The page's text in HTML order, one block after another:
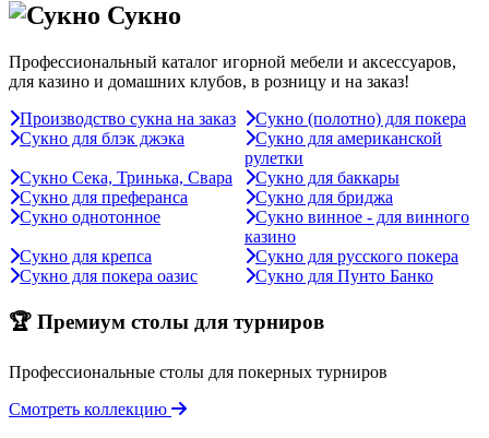
Сукно
Профессиональный каталог игорной мебели и аксессуаров,
для казино и домашних клубов, в розницу и на заказ!
Производство сукна на заказ
Сукно (полотно) для покера
Сукно для блэк джэка
Сукно для американской
рулетки
Сукно Сека, Тринька, Свара
Сукно для баккары
Сукно для преферанса
Сукно для бриджа
Сукно однотонное
Сукно винное - для винного
казино
Сукно для крепса
Сукно для русского покера
Сукно для покера оазис
Сукно для Пунто Банко
🏆 Премиум столы для турниров
Профессиональные столы для покерных турниров
Смотреть коллекцию